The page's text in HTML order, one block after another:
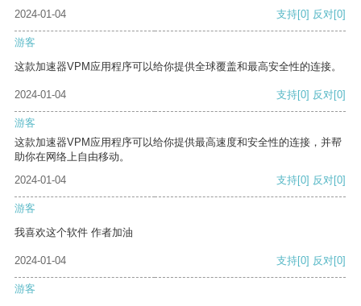
2024-01-04
支持[0] 反对[0]
游客
这款加速器VPM应用程序可以给你提供全球覆盖和最高安全性的连接。
2024-01-04 支持[0] 反对[0]
游客
这款加速器VPM应用程序可以给你提供最高速度和安全性的连接，并帮
助你在网络上自由移动。
2024-01-04
支持[0] 反对[0]
游客
我喜欢这个软件 作者加油
2024-01-04 支持[0] 反对[0]
游客